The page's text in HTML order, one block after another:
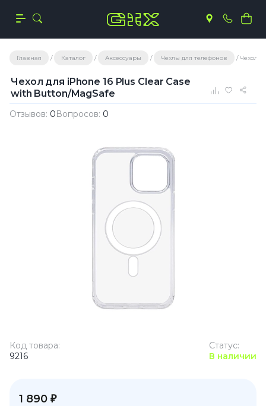
Главная Каталог Аксессуары Чехлы для телефонов Чехол
Чехол для iPhone 16 Plus Clear Case
with Button/MagSafe
Отзывов: 0Вопросов: 0
Статус:
В наличии
Код товара:
9216
1 890 ₽